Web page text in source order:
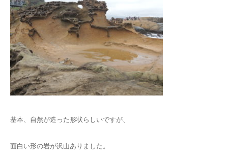
基本、自然が造った形状らしいですが、
面白い形の岩が沢山ありました。